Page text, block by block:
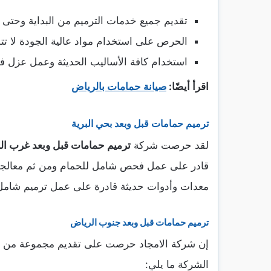
تقديم جميع خدمات الترميم من البداية وحتى
الحرص على استخدام مواد عالية الجودة لا
استخدام كافة الأساليب الحديثة وعمل عزل
اقرأ أيضًا: صيانة حمامات بالرياض
ترميم حمامات قبل وبعد بحي البرية
لقد حرصت شركة ترميم حمامات قبل وبعد غرب
قادر على عمل فحص شامل للحمام ومن ثم
معدات وأدوات حديثة قادرة على عمل ترميم
ترميم حمامات قبل وبعد جنوب الرياض
إن شركة الامجاد حرصت على تقديم مجموعة من
الشركة ما يلي: